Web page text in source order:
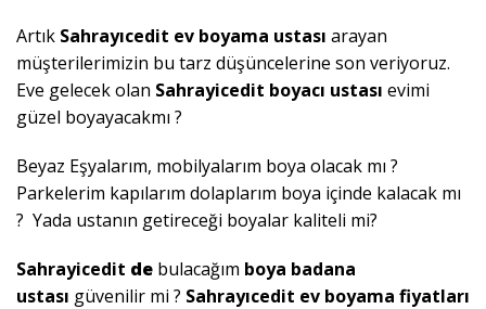
Artık Sahrayıcedit ev boyama ustası arayan
müşterilerimizin bu tarz düşüncelerine son veriyoruz.
Eve gelecek olan Sahrayicedit boyacı ustası evimi
güzel boyayacakmı ?
Beyaz Eşyalarım, mobilyalarım boya olacak mı ?
Parkelerim kapılarım dolaplarım boya içinde kalacak mı
? Yada ustanın getireceği boyalar kaliteli mi?
Sahrayicedit de bulacağım boya badana
ustası güvenilir mi ? Sahrayıcedit ev boyama fiyatları